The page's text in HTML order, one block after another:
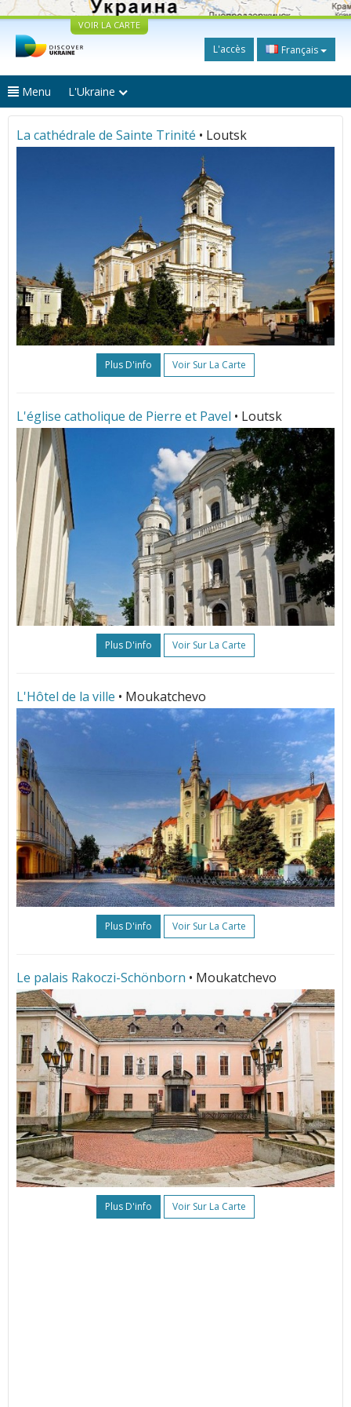
VOIR LA CARTE
L'accès Français
Menu L'Ukraine
La cathédrale de Sainte Trinité • Loutsk
Plus D'info Voir Sur La Carte
L'église catholique de Pierre et Pavel • Loutsk
Plus D'info Voir Sur La Carte
L'Hôtel de la ville • Moukatchevo
Plus D'info Voir Sur La Carte
Le palais Rakoczi-Schönborn • Moukatchevo
Plus D'info Voir Sur La Carte